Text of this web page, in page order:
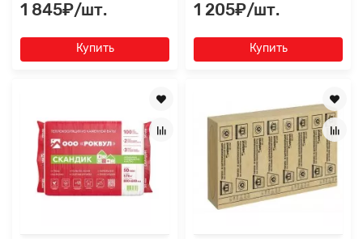
1 845₽/шт.
Купить
1 205₽/шт.
Купить